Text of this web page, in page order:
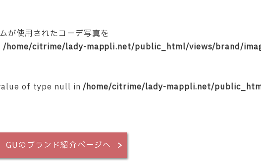
が使用されたコーデ写真を
/home/citrime/lady-mappli.net/public_html/views/brand/
of type null in/home/citrime/lady-mappli.net/
GUのブランド紹介ページへ